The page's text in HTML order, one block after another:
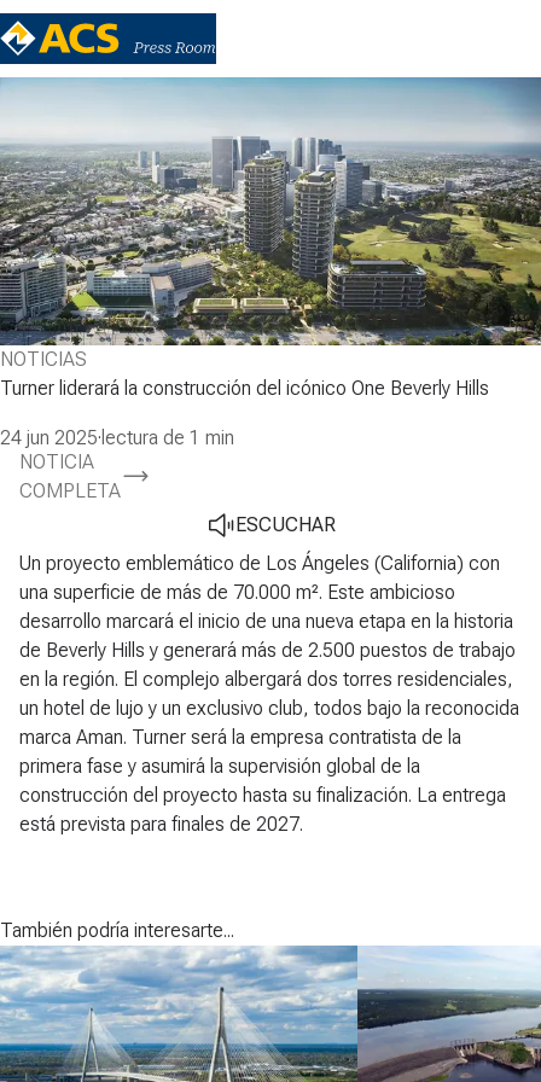
NOTICIAS
Turner liderará la construcción del icónico One Beverly Hills
24 jun 2025· lectura de 1 min
NOTICIA
COMPLETA
ESCUCHAR
Un proyecto emblemático de Los Ángeles (California) con
una superficie de más de 70.000 m². Este ambicioso
desarrollo marcará el inicio de una nueva etapa en la historia
de Beverly Hills y generará más de 2.500 puestos de trabajo
en la región. El complejo albergará dos torres residenciales,
un hotel de lujo y un exclusivo club, todos bajo la reconocida
marca Aman. Turner será la empresa contratista de la
primera fase y asumirá la supervisión global de la
construcción del proyecto hasta su finalización. La entrega
está prevista para finales de 2027.
También podría interesarte...